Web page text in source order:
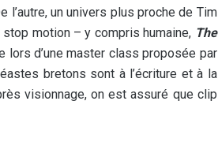
l’autre, un univers plus proche de Tim
motion – y compris humaine, The
lors d’une master class proposée par
bretons sont à l’écriture et à la
visionnage, on est assuré que clip